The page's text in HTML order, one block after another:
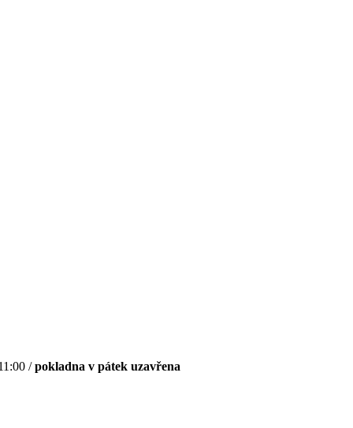
/pokladna v pátek uzavřena